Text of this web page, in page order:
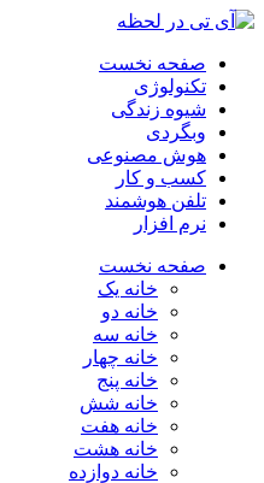
صفحه نخست
تکنولوژی
شیوه زندگی
وبگردی
هوش مصنوعی
کسب و کار
تلفن هوشمند
نرم افزار
صفحه نخست
خانه یک
خانه دو
خانه سه
خانه چهار
خانه پنج
خانه شش
خانه هفت
خانه هشت
خانه دوازده